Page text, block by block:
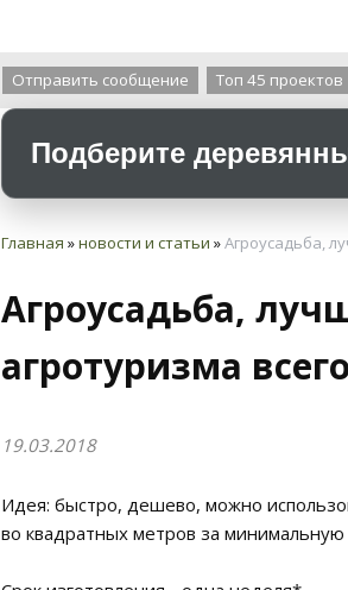
Отправить сообщение Топ 45 проектов
Подберите
Главная »новости и статьи »Агроусадьба,
Агроусадьба,
агротуризма
19.03.2018
Идея: быстро, дешево, можно
во квадратных метров за минимальную